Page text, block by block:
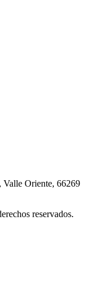
Oriente, 66269
reservados.